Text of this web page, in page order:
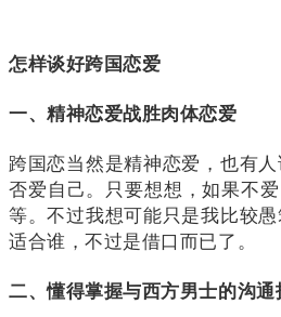
怎样谈好跨国恋爱
一、精神恋爱战胜肉体恋爱
跨国恋当然是精神恋爱，也有
否爱自己。 只要想想，如果不
等。不过我想可能只是我比较
适合谁，不过是借口而已了。
二、懂得掌握与西方男士的沟